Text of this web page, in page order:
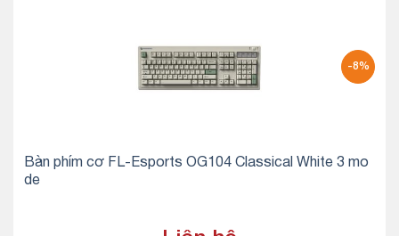
-8%
Bàn phím cơ FL-Esports OG104 Classical White 3 mo
de